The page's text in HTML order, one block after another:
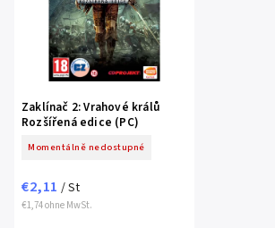
Zaklínač 2: Vrahové králů
Rozšířená edice (PC)
Momentálně nedostupné
€1,74 ohne MwSt.
€2,11 / St